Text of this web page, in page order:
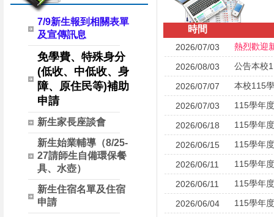
7/9新生報到相關表單
及宣傳訊息
免學費、特殊身分
(低收、中低收、身
障、原住民等)補助
申請
新生家長座談會
新生始業輔導（8/25-
27請師生自備環保餐
具、水壺）
新生住宿名單及住宿
申請
時間
2026/07/03 熱烈歡迎
2026/08/03 公告本校
2026/07/07 本校115
2026/07/03 115學年
2026/06/18 115學年
2026/06/15 115學年
2026/06/11 115學年
2026/06/11 115學年
2026/06/04 115學年